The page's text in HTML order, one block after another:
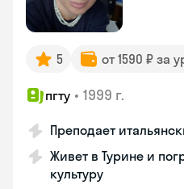
5 от 1590 ₽ за
пгту • 1999 г.
Преподает
Живет в Турине и
культуру